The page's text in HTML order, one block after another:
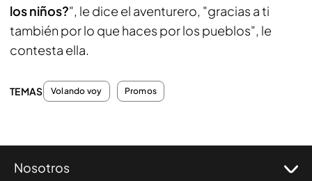
los niños?", le dice el aventurero, "gracias a ti
también por lo que haces por los pueblos", le
contesta ella.
TEMAS Volando voy Promos
Nosotros